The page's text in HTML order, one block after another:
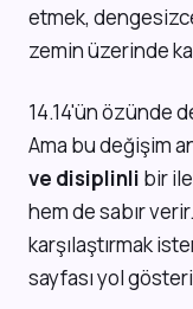
etmek,
zemin üzerinde
14.14'ün özünde
Ama bu değişim
ve disiplinli bir
hem de sabır
karşılaştırmak
sayfası yol